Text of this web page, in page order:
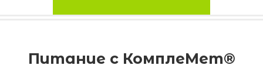
Питание с КомплеМет®